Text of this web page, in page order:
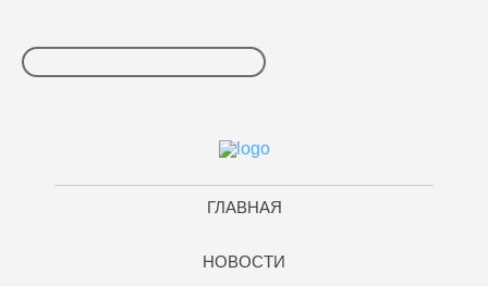
ГЛАВНАЯ
НОВОСТИ